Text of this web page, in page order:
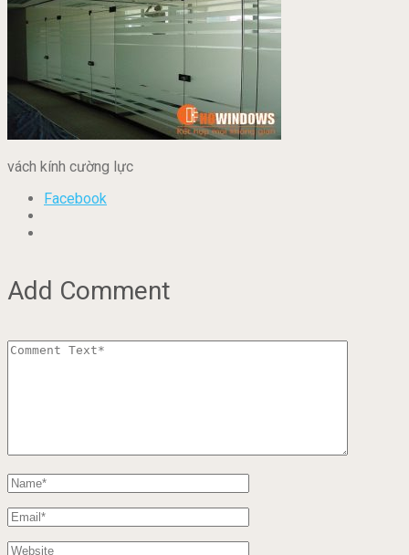
vách kính cường lực
Facebook
Add Comment